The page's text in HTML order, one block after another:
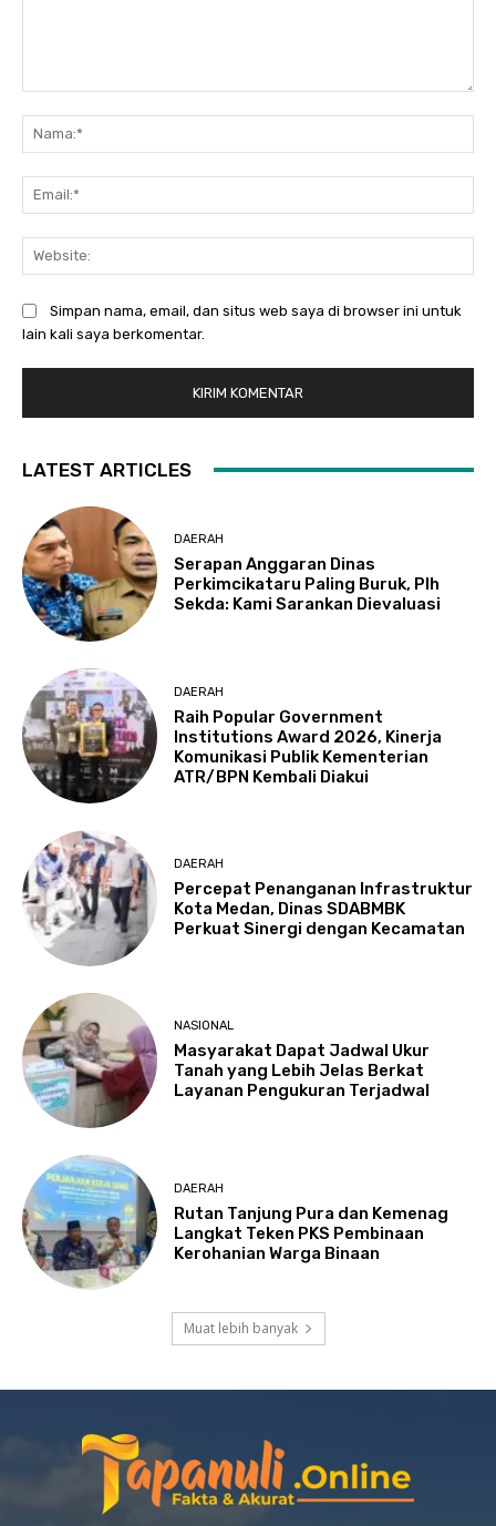
Simpan nama, email, dan situs web saya di browser ini untuk
lain kali saya berkomentar.
LATEST ARTICLES
DAERAH
Serapan Anggaran Dinas
Perkimcikataru Paling Buruk, Plh
Sekda: Kami Sarankan Dievaluasi
DAERAH
Raih Popular Government
Institutions Award 2026, Kinerja
Komunikasi Publik Kementerian
ATR/BPN Kembali Diakui
DAERAH
Percepat Penanganan Infrastruktur
Kota Medan, Dinas SDABMBK
Perkuat Sinergi dengan Kecamatan
NASIONAL
Masyarakat Dapat Jadwal Ukur
Tanah yang Lebih Jelas Berkat
Layanan Pengukuran Terjadwal
DAERAH
Rutan Tanjung Pura dan Kemenag
Langkat Teken PKS Pembinaan
Kerohanian Warga Binaan
Muat lebih banyak